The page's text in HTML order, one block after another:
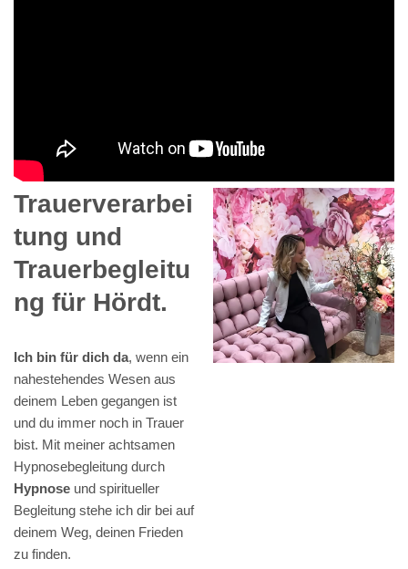
Trauerverarbei
tung und
Trauerbegleitu
ng für Hördt.
Ich bin für dich da, wenn ein
nahestehendes Wesen aus
deinem Leben gegangen ist
und du immer noch in Trauer
bist. Mit meiner achtsamen
Hypnosebegleitung durch
Hypnose und spiritueller
Begleitung stehe ich dir bei auf
deinem Weg, deinen Frieden
zu finden.